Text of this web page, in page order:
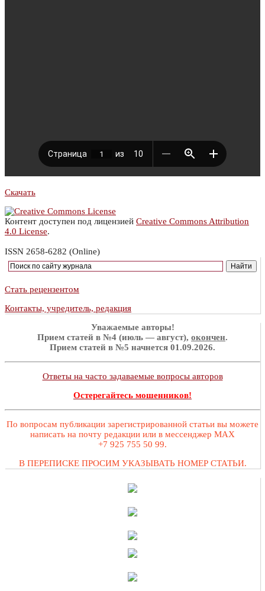
Скачать
Контент доступен под лицензией Creative Commons Attribution
4.0 License.
ISSN 2658-6282 (Online)
Стать рецензентом
Контакты, учредитель, редакция
Уважаемые авторы!
Прием статей в №4 (июль — август), окончен.
Прием статей в №5 начнется 01.09.2026.
Ответы на часто задаваемые вопросы авторов
Остерегайтесь мошенников!
По вопросам публикации зарегистрированной статьи вы можете
написать на почту редакции или в мессенджер MAX
+7 925 755 50 99.
В ПЕРЕПИСКЕ ПРОСИМ УКАЗЫВАТЬ НОМЕР СТАТЬИ.